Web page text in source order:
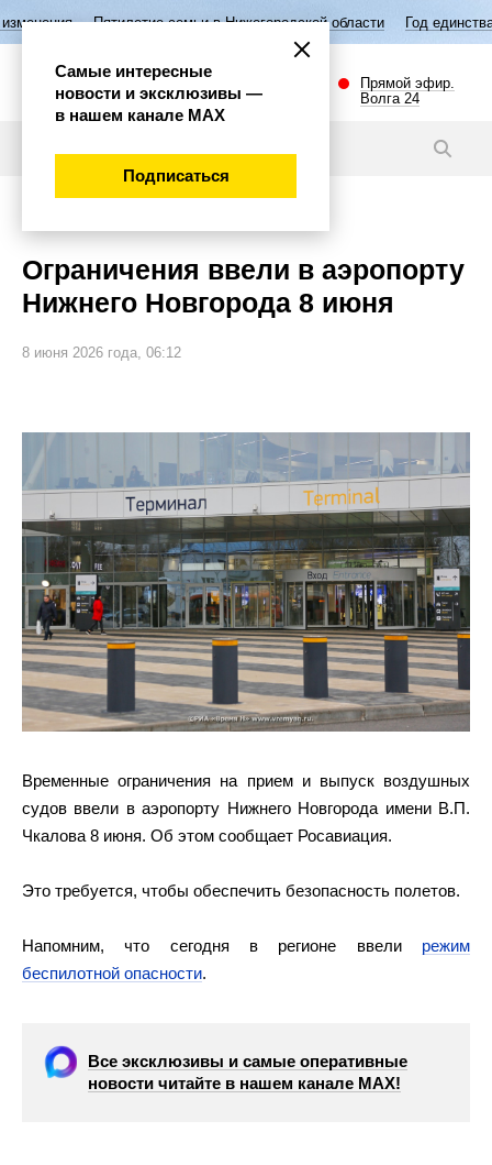
семьи в Нижегородской области Год единства народов России
Прямой эфир.
Волга 24
Ограничения ввели в аэропорту
Нижнего Новгорода 8 июня
8 июня 2026 года, 06:12
Временные ограничения на прием и выпуск воздушных
судов ввели в аэропорту Нижнего Новгорода имени В.П.
Чкалова 8 июня. Об этом сообщает Росавиация.
Это требуется, чтобы обеспечить безопасность полетов.
Напомним, что сегодня в регионе ввели режим
беспилотной опасности.
Все эксклюзивы и самые оперативные
новости читайте в нашем канале МАХ!
Самые интересные
новости и эксклюзивы —
в нашем канале МАХ
Подписаться